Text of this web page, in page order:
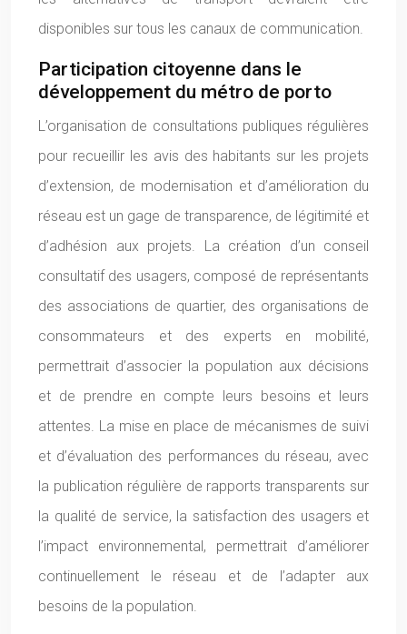
disponibles sur tous les canaux de communication.
Participation citoyenne dans le
développement du métro de porto
L’organisation de consultations publiques régulières
pour recueillir les avis des habitants sur les projets
d’extension, de modernisation et d’amélioration du
réseau est un gage de transparence, de légitimité et
d’adhésion aux projets. La création d’un conseil
consultatif des usagers, composé de représentants
des associations de quartier, des organisations de
consommateurs et des experts en mobilité,
permettrait d’associer la population aux décisions
et de prendre en compte leurs besoins et leurs
attentes. La mise en place de mécanismes de suivi
et d’évaluation des performances du réseau, avec
la publication régulière de rapports transparents sur
la qualité de service, la satisfaction des usagers et
l’impact environnemental, permettrait d’améliorer
continuellement le réseau et de l’adapter aux
besoins de la population.